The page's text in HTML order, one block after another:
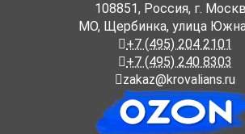
108851, Россия, г.
МО, Щербинка, улица
+7 (495) 204 2101
+7 (495) 240 8303
zakaz@krovalians.ru